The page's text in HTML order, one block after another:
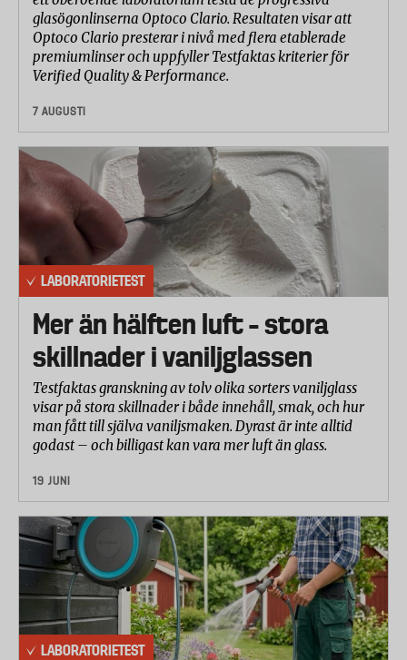
helg.
glasögonlinserna Optoco Clario. Resultaten visar att
Optoco Clario presterar i nivå med flera etablerade
premiumlinser och uppfyller Testfaktas kriterier för
Verified Quality & Performance.
7 AUGUSTI
LABORATORIETEST
Mer än hälften luft – stora
skillnader i vaniljglassen
Testfaktas granskning av tolv olika sorters vaniljglass
visar på stora skillnader i både innehåll, smak, och hur
man fått till själva vaniljsmaken. Dyrast är inte alltid
godast – och billigast kan vara mer luft än glass.
19 JUNI
LABORATORIETEST